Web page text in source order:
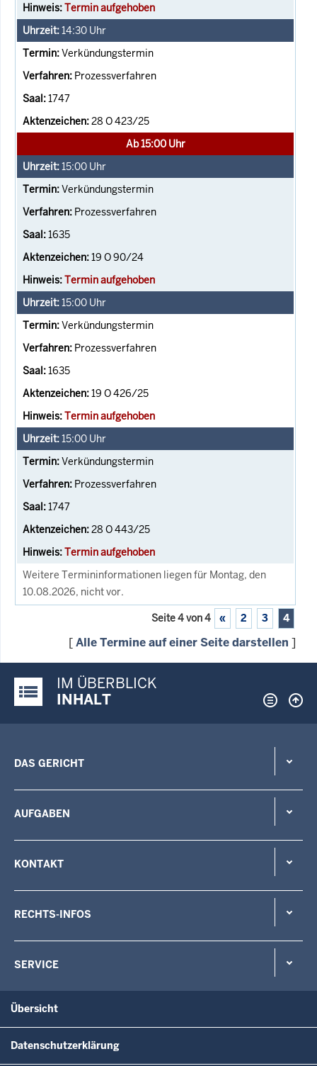
Termin aufgehoben
14:30 Uhr
Verkündungstermin
Prozessverfahren
1747
28 O 423/25
Ab 15:00 Uhr
15:00 Uhr
Verkündungstermin
Prozessverfahren
1635
19 O 90/24
Termin aufgehoben
15:00 Uhr
Verkündungstermin
Prozessverfahren
1635
19 O 426/25
Termin aufgehoben
15:00 Uhr
Verkündungstermin
Prozessverfahren
1747
28 O 443/25
Termin aufgehoben
Weitere Termininformationen liegen für Montag, den
10.08.2026, nicht vor.
Seite 4 von 4 « 2 3 4
[Alle Termine auf einer Seite darstellen ]
Justiz-Portal im Überblick:
IM ÜBERBLICK
INHALT
DAS GERICHT
AUFGABEN
KONTAKT
RECHTS-INFOS
SERVICE
Übersicht
Datenschutzerklärung